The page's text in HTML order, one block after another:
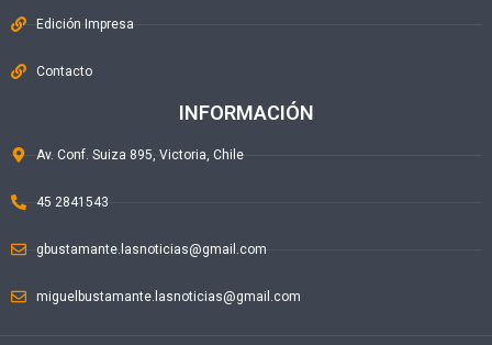
Edición Impresa
Contacto
INFORMACIÓN
Av. Conf. Suiza 895, Victoria, Chile
45 2841543
gbustamante.lasnoticias@gmail.com
miguelbustamante.lasnoticias@gmail.com